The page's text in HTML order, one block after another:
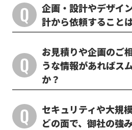
企画・設計やデザイ
計から依頼すること
お見積りや企画のご
うな情報があればス
か？
セキュリティや大規
どの面で、御社の強